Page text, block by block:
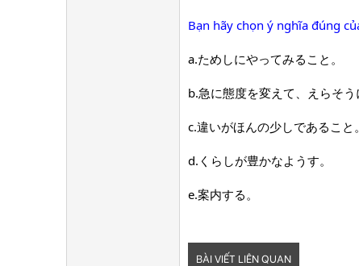
Bạn hãy chọn ý nghĩa đúng
a.ためしにやってみること。
b.急に態度を変えて、えらそう
c.違いがほんの少しであること。
d.くらしが豊かなようす。
e.案内する。
BÀI VIẾT LIÊN QUAN